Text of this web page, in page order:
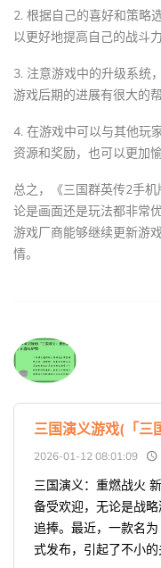
2. 根据自己的喜好和策略
以更好地提高自己的战斗
3. 注意游戏中的升级系统
游戏后期的进展有很大的帮
4. 在游戏中可以与其他玩
资源和奖励，也可以更加
总之，《三国群英传2手
论是画面还是玩法都非常
游戏厂商能够继续更新游
情。
三国演义游戏(「三
2026-01-12 08:01:09
三国演义：重燃战火
备受欢迎，无论是战
追捧。最近，一款名
式发布，引起了不小